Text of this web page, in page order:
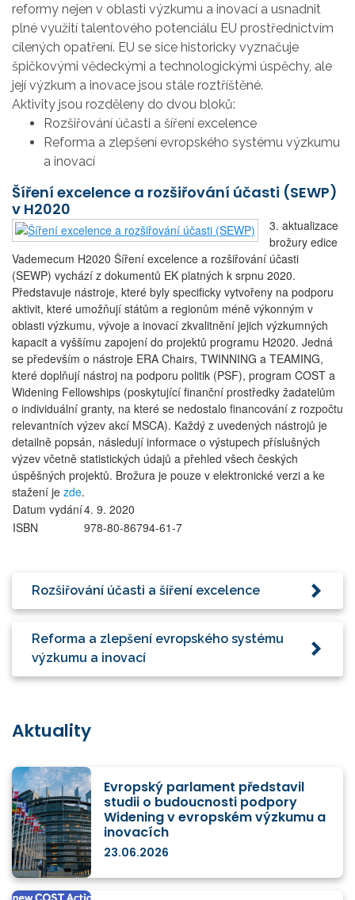
reformy nejen v oblasti výzkumu a inovací a usnadnit
plné využití talentového potenciálu EU prostřednictvím
cílených opatření. EU se sice historicky vyznačuje
špičkovými vědeckými a technologickými úspěchy, ale
její výzkum a inovace jsou stále roztříštěné.
Aktivity jsou rozděleny do dvou bloků:
Rozšiřování účasti a šíření excelence
Reforma a zlepšení evropského systému výzkumu
a inovací
Šíření excelence a rozšiřování účasti (SEWP)
v H2020
3. aktualizace
brožury edice
Vademecum H2020 Šíření excelence a rozšiřování účasti
(SEWP) vychází z dokumentů EK platných k srpnu 2020.
Představuje nástroje, které byly specificky vytvořeny na podporu
aktivit, které umožňují státům a regionům méně výkonným v
oblasti výzkumu, vývoje a inovací zkvalitnění jejich výzkumných
kapacit a vyššímu zapojení do projektů programu H2020. Jedná
se především o nástroje ERA Chairs, TWINNING a TEAMING,
které doplňují nástroj na podporu politik (PSF), program COST a
Widening Fellowships (poskytující finanční prostředky žadatelům
o individuální granty, na které se nedostalo financování z rozpočtu
relevantních výzev akcí MSCA). Každý z uvedených nástrojů je
detailně popsán, následují informace o výstupech příslušných
výzev včetně statistických údajů a přehled všech českých
úspěšných projektů. Brožura je pouze v elektronické verzi a ke
stažení je zde.
Datum vydání4. 9. 2020
ISBN
978-80-86794-61-7
Rozšiřování účasti a šíření excelence
Reforma a zlepšení evropského systému
výzkumu a inovací
Aktuality
Evropský parlament představil
studii o budoucnosti podpory
Widening v evropském výzkumu a
inovacích
23.06.2026